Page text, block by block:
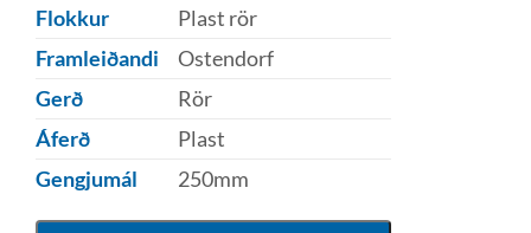
Flokkur
Plast rör
Framleiðandi
Ostendorf
Gerð
Rör
Áferð
Plast
Gengjumál
250mm